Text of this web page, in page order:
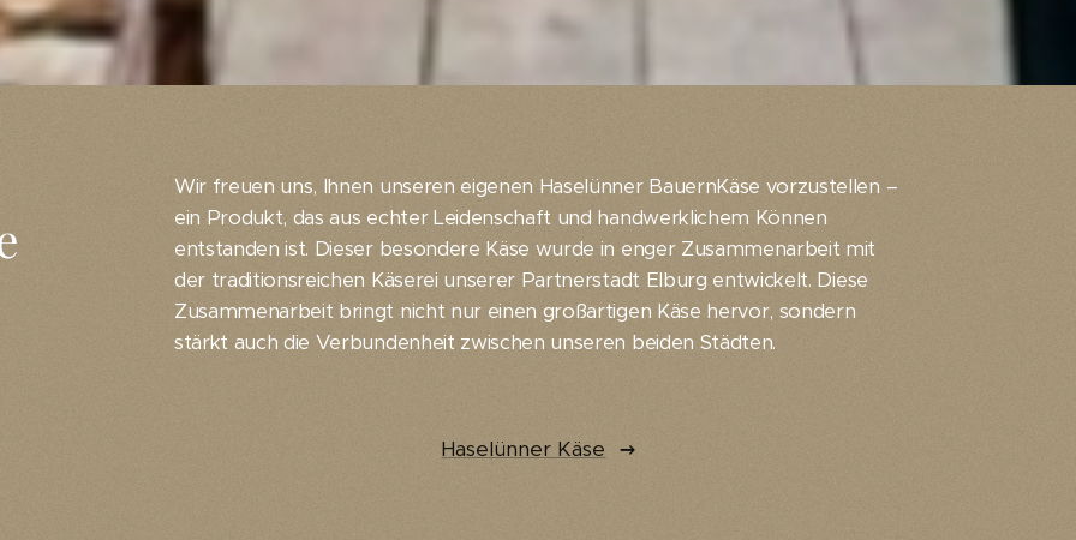
Wir freuen uns, Ihnen unseren eigenen Haselünner BauernKäse vorzustellen –
ein Produkt, das aus echter Leidenschaft und handwerklichem Können
entstanden ist. Dieser besondere Käse wurde in enger Zusammenarbeit mit
der traditionsreichen Käserei unserer Partnerstadt Elburg entwickelt. Diese
Zusammenarbeit bringt nicht nur einen großartigen Käse hervor, sondern
stärkt auch die Verbundenheit zwischen unseren beiden Städten.
Haselünner Käse